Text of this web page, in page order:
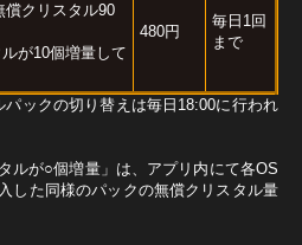
クリスタル90
が10個増量して
480円
毎日1回
まで
ックの切り替えは毎日18:00に行われ
ルが○個増量」は、アプリ内にて各OS
した同様のパックの無償クリスタル量